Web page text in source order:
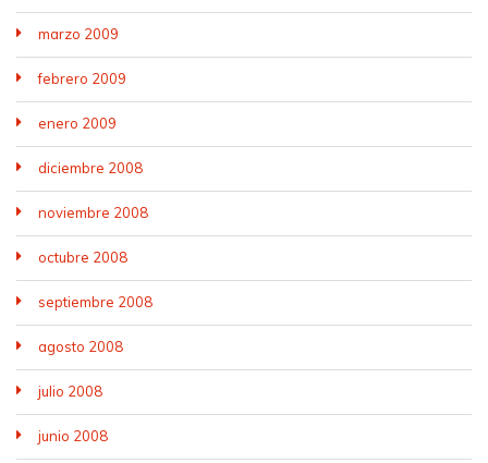
marzo 2009
febrero 2009
enero 2009
diciembre 2008
noviembre 2008
octubre 2008
septiembre 2008
agosto 2008
julio 2008
junio 2008